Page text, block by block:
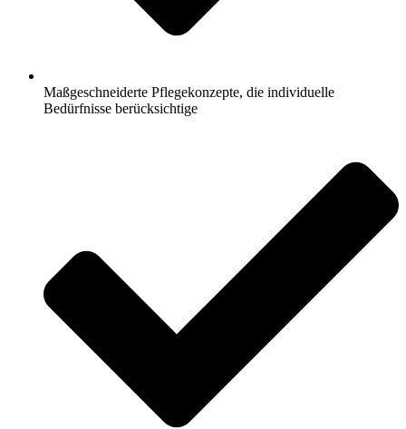
Maßgeschneiderte Pflegekonzepte, die individuelle
Bedürfnisse berücksichtige